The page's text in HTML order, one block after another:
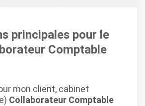
principales pour le
Comptable
mon client, cabinet
Collaborateur Comptable